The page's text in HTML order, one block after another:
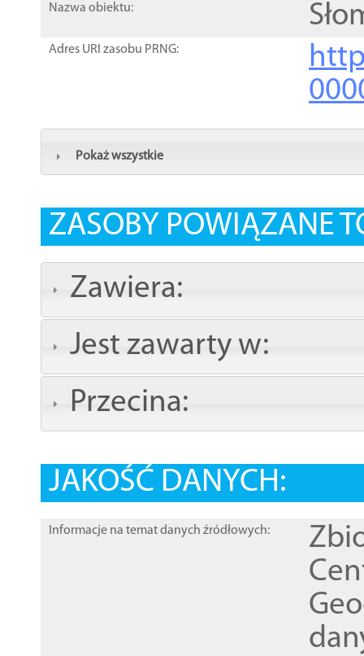
Nazwa obiektu:
Adres URI zasobu PRNG:
Pokaż wszystkie
ZASOBY POWIĄZANE
Zawiera:
Jest zawarty w:
Przecina:
JAKOŚĆ DANYCH:
Informacje na temat danych źródłowych: